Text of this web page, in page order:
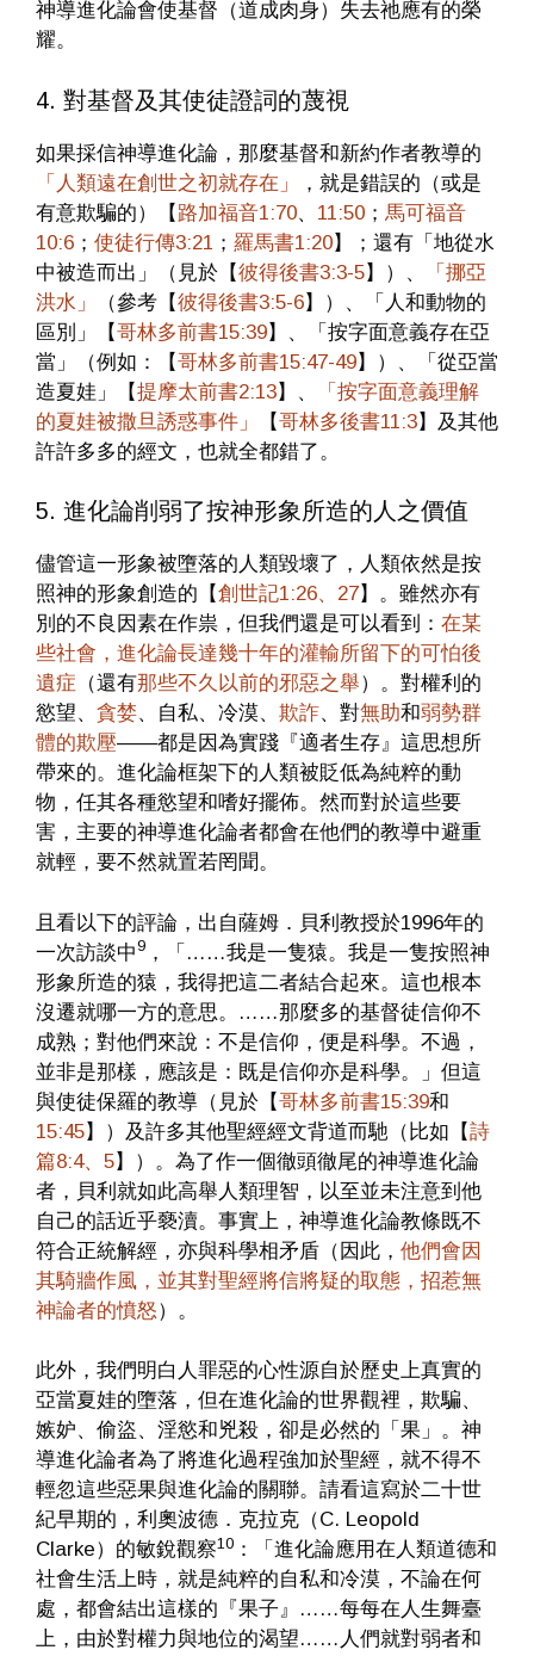
神導進化論會使基督（道成肉身）失去祂應有的榮
耀。
4. 對基督及其使徒證詞的蔑視
如果採信神導進化論，那麼基督和新約作者教導的
「人類遠在創世之初就存在」
，就是錯誤的（或是
有意欺騙的）【 路加福音1:70、 11:50 ； 馬可福音
10:6 ； 使徒行傳3:21 ； 羅馬書1:20】；還有「地從水
中被造而出」（見於【彼得後書3:3-5】）、
「挪亞
洪水」
（參考【彼得後書3:5-6】）、「人和動物的
區別」【哥林多前書15:39】、「按字面意義存在亞
當」（例如：【哥林多前書15:47-49】）、「從亞當
造夏娃」【提摩太前書2:13】、
「按字面意義理解
的夏娃被撒旦誘惑事件」
【哥林多後書11:3】及其他
許許多多的經文，也就全都錯了。
5. 進化論削弱了按神形象所造的人之價值
儘管這一形象被墮落的人類毀壞了，人類依然是按
照神的形象創造的【創世記1:26、27】。雖然亦有
別的不良因素在作祟，但我們還是可以看到： 在某
些社會，進化論長達幾十年的灌輸所留下的可怕後
遺症 （還有那些不久以前的邪惡之舉）。對權利的
慾望、 貪婪、自私、冷漠、 欺詐、對無助和弱勢群
體的欺壓——都是因為實踐『適者生存』這思想所
帶來的。進化論框架下的人類被貶低為純粹的動
物，任其各種慾望和嗜好擺佈。然而對於這些要
害，主要的神導進化論者都會在他們的教導中避重
就輕，要不然就置若罔聞。
且看以下的評論，出自薩姆．貝利教授於1996年的
一次訪談中9 ，「……我是一隻猿。我是一隻按照神
形象所造的猿，我得把這二者結合起來。這也根本
沒遷就哪一方的意思。……那麼多的基督徒信仰不
成熟；對他們來說：不是信仰，便是科學。不過，
並非是那樣，應該是：既是信仰亦是科學。」但這
與使徒保羅的教導（見於【哥林多前書15:39和
15:45】）及許多其他聖經經文背道而馳（比如【詩
篇8:4、5】）。為了作一個徹頭徹尾的神導進化論
者，貝利就如此高舉人類理智，以至並未注意到他
自己的話近乎褻瀆。事實上，神導進化論教條既不
符合正統解經，亦與科學相矛盾（因此， 他們會因
其騎牆作風，並其對聖經將信將疑的取態，招惹無
神論者的憤怒）。
此外，我們明白人罪惡的心性源自於歷史上真實的
亞當夏娃的墮落，但在進化論的世界觀裡，欺騙、
嫉妒、偷盜、淫慾和兇殺，卻是必然的「果」。神
導進化論者為了將進化過程強加於聖經，就不得不
輕忽這些惡果與進化論的關聯。請看這寫於二十世
紀早期的，利奧波德．克拉克（C. Leopold
Clarke）的敏銳觀察10 ：「進化論應用在人類道德和
社會生活上時，就是純粹的自私和冷漠，不論在何
處，都會結出這樣的『果子』……每每在人生舞臺
上，由於對權力與地位的渴望……人們就對弱者和